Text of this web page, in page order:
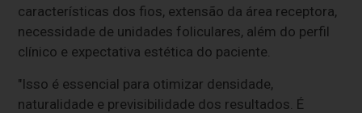
características dos fios, extensão da área receptora,
necessidade de unidades foliculares, além do perfil
clínico e expectativa estética do paciente.
"Isso é essencial para otimizar densidade,
naturalidade e previsibilidade dos resultados. É